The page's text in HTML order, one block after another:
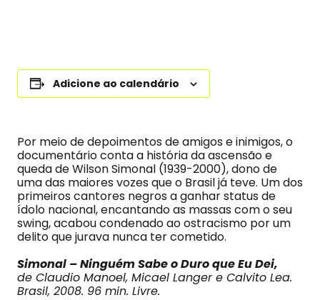
Adicione ao calendário
Por meio de depoimentos de amigos e inimigos, o
documentário conta a história da ascensão e
queda de Wilson Simonal (1939-2000), dono de
uma das maiores vozes que o Brasil já teve. Um dos
primeiros cantores negros a ganhar status de
ídolo nacional, encantando as massas com o seu
swing, acabou condenado ao ostracismo por um
delito que jurava nunca ter cometido.
Simonal – Ninguém Sabe o Duro que Eu Dei,
de Claudio Manoel, Micael Langer e Calvito Lea.
Brasil, 2008. 96 min. Livre.